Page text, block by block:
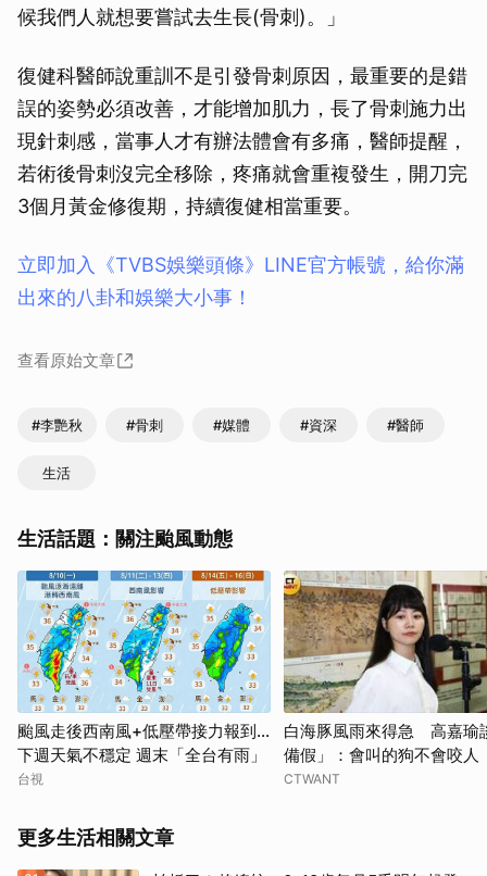
候我們人就想要嘗試去生長(骨刺)。」
復健科醫師說重訓不是引發骨刺原因，最重要的是錯
誤的姿勢必須改善，才能增加肌力，長了骨刺施力出
現針刺感，當事人才有辦法體會有多痛，醫師提醒，
若術後骨刺沒完全移除，疼痛就會重複發生，開刀完
3個月黃金修復期，持續復健相當重要。
立即加入《TVBS娛樂頭條》LINE官方帳號，給你滿
出來的八卦和娛樂大小事！
查看原始文章
#李艷秋 #骨刺 #媒體 #資深 #醫師
生活
生活話題：關注颱風動態
颱風走後西南風+低壓帶接力報到...
下週天氣不穩定 週末「全台有雨」
台視
白海豚風雨來得急 高嘉瑜
備假」：會叫的狗不會咬人
CTWANT
更多生活相關文章